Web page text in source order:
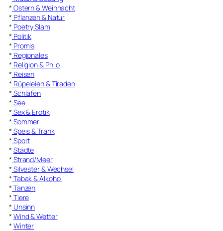
* Ostern & Weihnacht
* Pflanzen & Natur
* Poetry Slam
* Politik
* Promis
* Regionales
* Religion & Philo
* Reisen
* Rüpeleien & Tiraden
* Schlafen
* See
* Sex & Erotik
* Sommer
* Speis & Trank
* Sport
* Städte
* Strand/Meer
* Silvester & Wechsel
* Tabak & Alkohol
* Tanzen
* Tiere
* Unsinn
* Wind & Wetter
* Winter